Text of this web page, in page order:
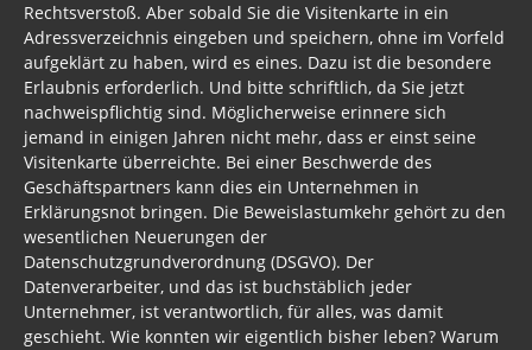
Rechtsverstoß. Aber sobald Sie die Visitenkarte in ein
Adressverzeichnis eingeben und speichern, ohne im Vorfeld
aufgeklärt zu haben, wird es eines. Dazu ist die besondere
Erlaubnis erforderlich. Und bitte schriftlich, da Sie jetzt
nachweispflichtig sind. Möglicherweise erinnere sich
jemand in einigen Jahren nicht mehr, dass er einst seine
Visitenkarte überreichte. Bei einer Beschwerde des
Geschäftspartners kann dies ein Unternehmen in
Erklärungsnot bringen. Die Beweislastumkehr gehört zu den
wesentlichen Neuerungen der
Datenschutzgrundverordnung (DSGVO). Der
Datenverarbeiter, und das ist buchstäblich jeder
Unternehmer, ist verantwortlich, für alles, was damit
geschieht. Wie konnten wir eigentlich bisher leben? Warum